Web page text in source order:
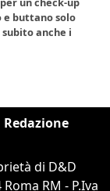
buttano solo
anche i
Redazione
di D&D
RM - P.Iva